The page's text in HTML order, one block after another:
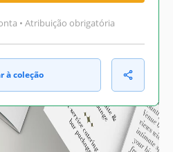
• Atribuição obrigatória
à coleção